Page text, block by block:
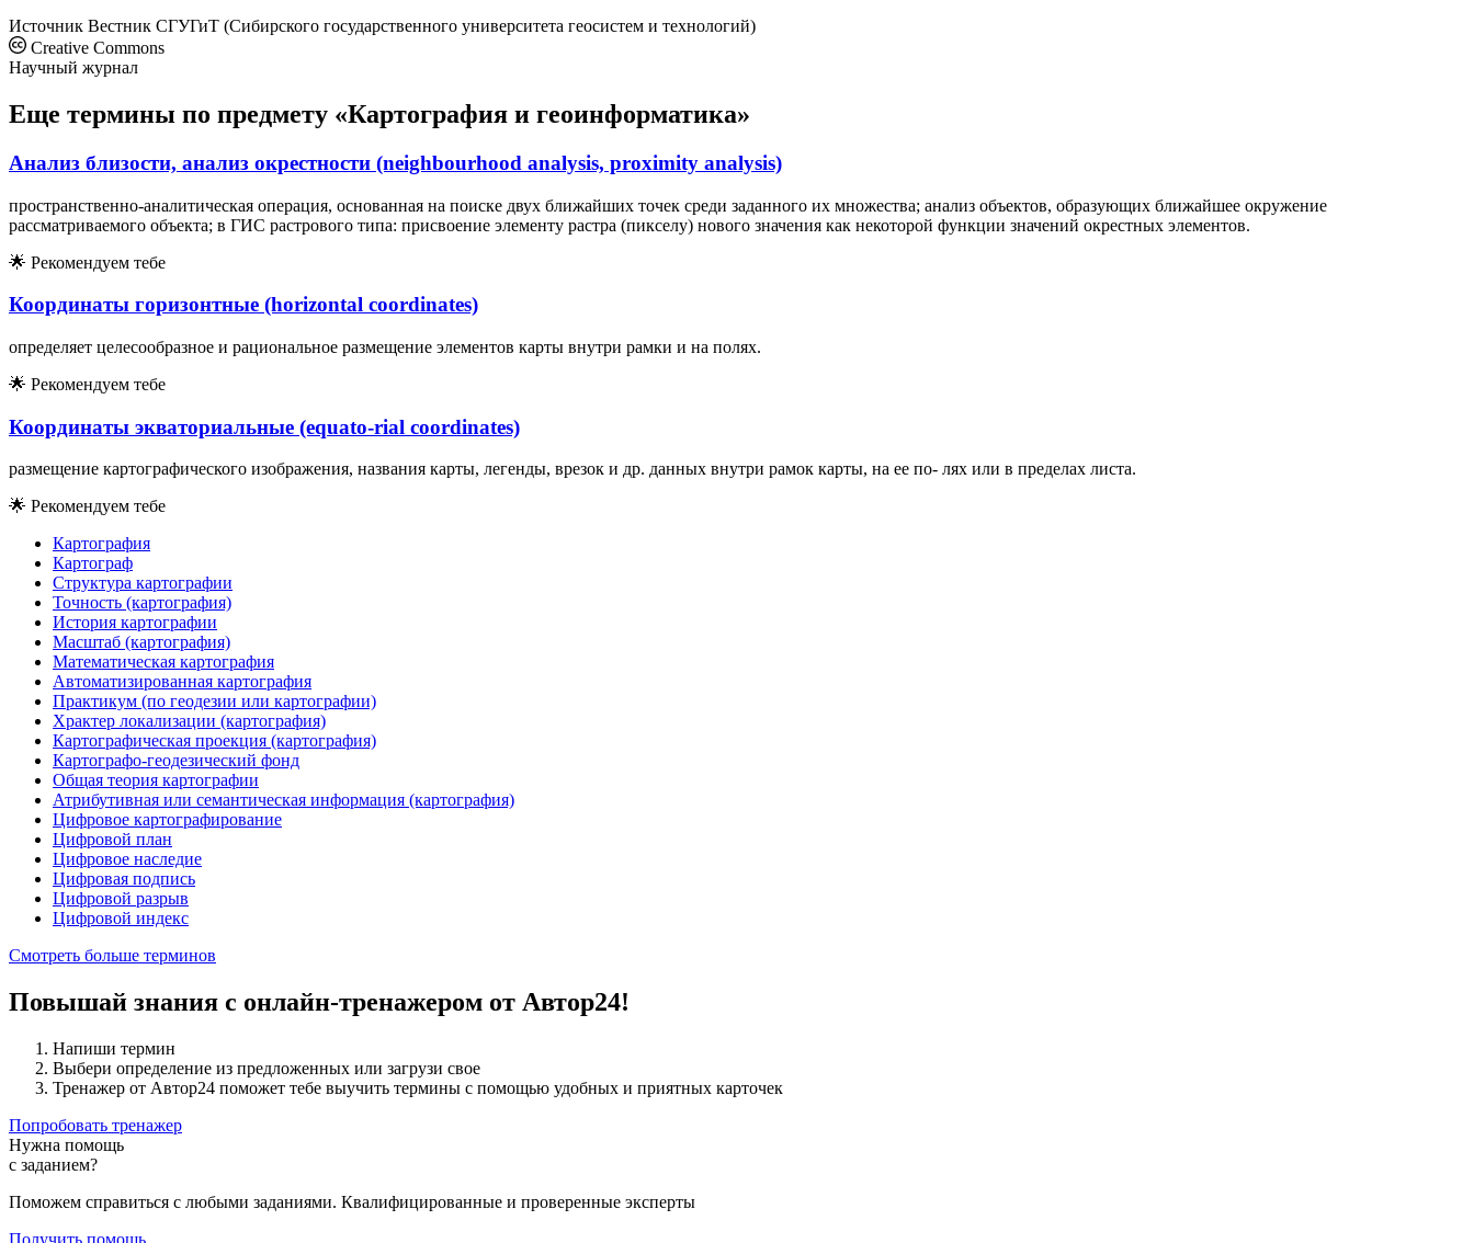
Источник Вестник СГУГиТ (Сибирского государственного университета геосистем и технологий)
Creative Commons
Научный журнал
Еще термины по предмету «Картография и геоинформатика»
Анализ близости, анализ окрестности (neighbourhood analysis, proximity analysis)
пространственно-аналитическая операция, основанная на поиске двух ближайших точек среди заданного их множества; анализ объектов, образующих ближайшее окружение
рассматриваемого объекта; в ГИС растрового типа: присвоение элементу растра (пикселу) нового значения как некоторой функции значений окрестных элементов.
🌟 Рекомендуем тебе
Координаты горизонтные (horizontal coordinates)
определяет целесообразное и рациональное размещение элементов карты внутри рамки и на полях.
🌟 Рекомендуем тебе
Координаты экваториальные (equato-rial coordinates)
размещение картографического изображения, названия карты, легенды, врезок и др. данных внутри рамок карты, на ее по- лях или в пределах листа.
🌟 Рекомендуем тебе
Картография
Картограф
Структура картографии
Точность (картография)
История картографии
Масштаб (картография)
Математическая картография
Автоматизированная картография
Практикум (по геодезии или картографии)
Храктер локализации (картография)
Картографическая проекция (картография)
Картографо-геодезический фонд
Общая теория картографии
Атрибутивная или семантическая информация (картография)
Цифровое картографирование
Цифровой план
Цифровое наследие
Цифровая подпись
Цифровой разрыв
Цифровой индекс
Смотреть больше терминов
Повышай знания с онлайн-тренажером от Автор24!
Напиши термин
Выбери определение из предложенных или загрузи свое
Тренажер от Автор24 поможет тебе выучить термины с помощью удобных и приятных карточек
Попробовать тренажер
Нужна помощь
с заданием?
Поможем справиться с любыми заданиями. Квалифицированные и проверенные эксперты